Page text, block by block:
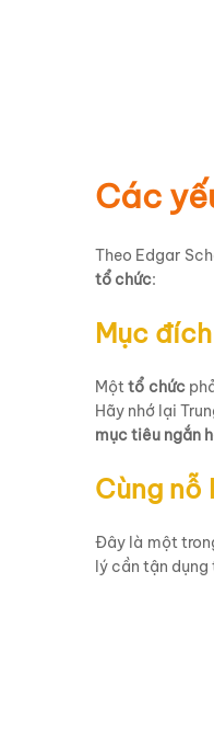
Các
Theo Edgar
tổ chức:
Mục
Mộttổ chức
Hãy nhớ lại
mục tiêu ngắn
Cùng nỗ
Đây là một
lý cần tận